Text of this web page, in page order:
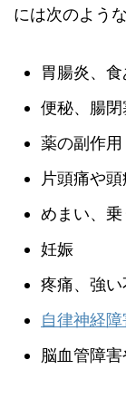
には次のよう
胃腸炎、
便秘、腸
薬の副作用
片頭痛や
めまい、
妊娠
疼痛、強
自律神経障
脳血管障